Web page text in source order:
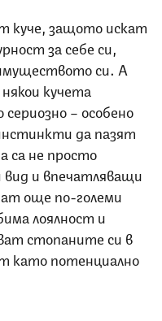
куче, защото искат
за себе си,
си. А
кучета
– особено
да пазят
са не просто
и впечатляващи
още по-големи
лоялност и
стопаните си в
като потенциално